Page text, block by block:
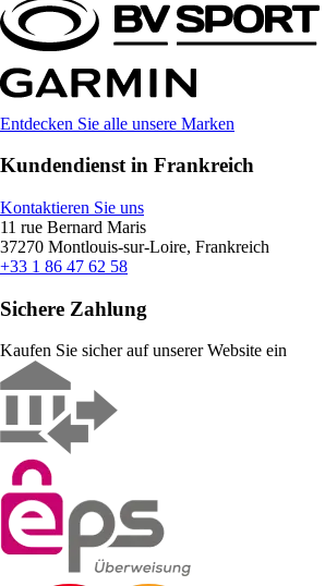
Entdecken Sie alle unsere Marken
Kundendienst in Frankreich
Kontaktieren Sie uns
11 rue Bernard Maris
37270 Montlouis-sur-Loire, Frankreich
+33 1 86 47 62 58
Sichere Zahlung
Kaufen Sie sicher auf unserer Website ein